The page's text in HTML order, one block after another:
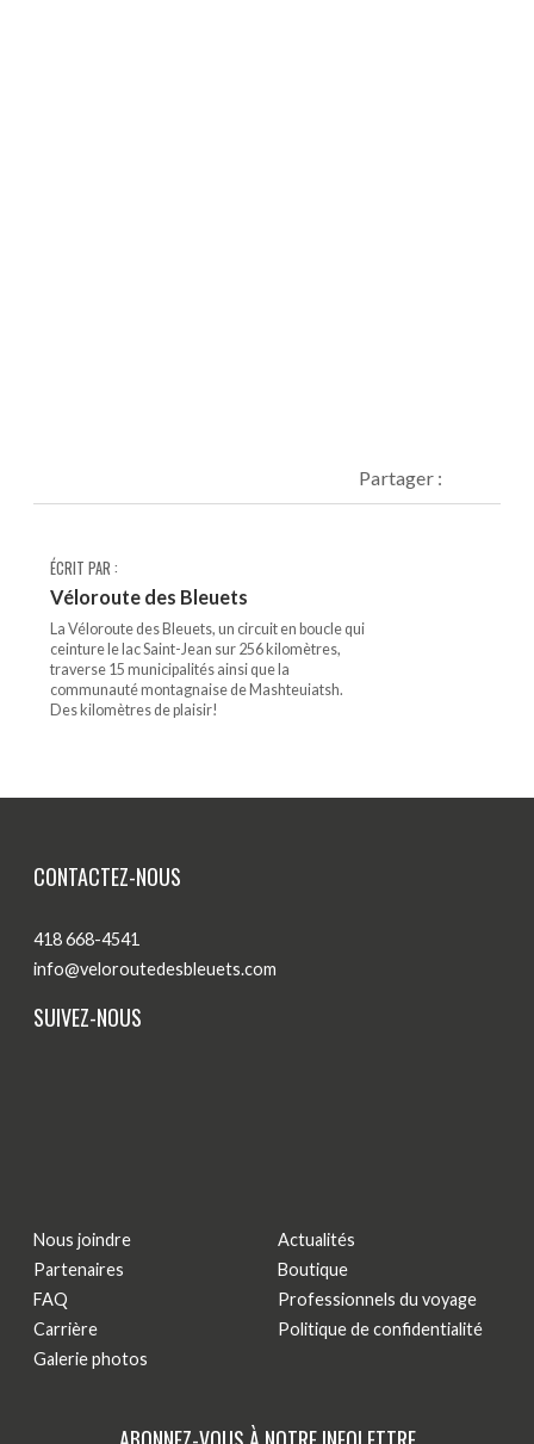
Partager :
ÉCRIT PAR :
Véloroute des Bleuets
La Véloroute des Bleuets, un circuit en boucle qui
ceinture le lac Saint-Jean sur 256 kilomètres,
traverse 15 municipalités ainsi que la
communauté montagnaise de Mashteuiatsh.
Des kilomètres de plaisir!
CONTACTEZ-NOUS
418 668-4541
info@veloroutedesbleuets.com
SUIVEZ-NOUS
Nous joindre
Partenaires
FAQ
Carrière
Galerie photos
Actualités
Boutique
Professionnels du voyage
Politique de confidentialité